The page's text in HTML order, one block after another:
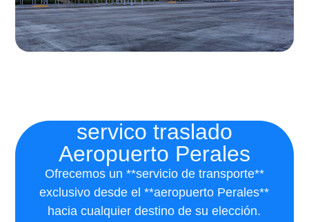
servico traslado
Aeropuerto Perales
Ofrecemos un **servicio de transporte**
exclusivo desde el **aeropuerto Perales**
hacia cualquier destino de su elección.